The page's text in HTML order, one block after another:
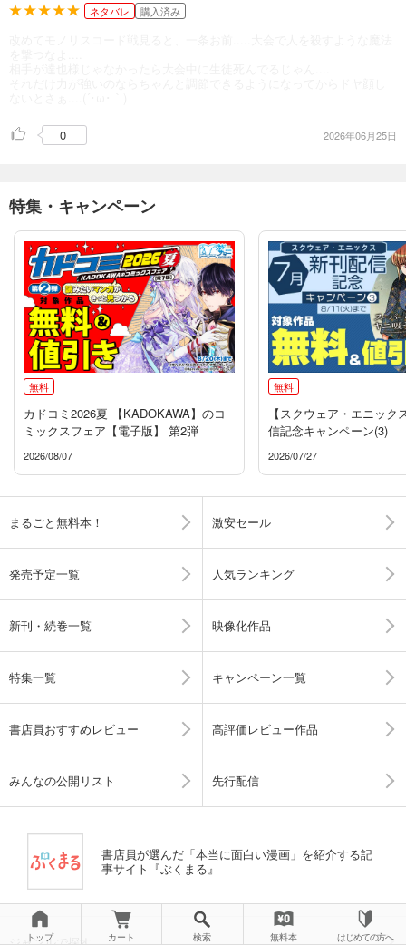
ネタバレ 購入済み
0 2026年06月25日
特集・キャンペーン
無料
カドコミ2026夏 【KADOKAWA】のコ
ミックスフェア【電子版】 第2弾
2026/08/07
無料
【スクウェア・エニック
信記念キャンペーン(3)
2026/07/27
まるごと無料本！ 激安セール
発売予定一覧 人気ランキング
新刊・続巻一覧 映像化作品
特集一覧 キャンペーン一覧
書店員おすすめレビュー 高評価レビュー作品
みんなの公開リスト 先行配信
書店員が選んだ「本当に面白い漫画」を紹介する記
事サイト『ぶくまる』
トップ カート 検索 無料本 はじめての方へ